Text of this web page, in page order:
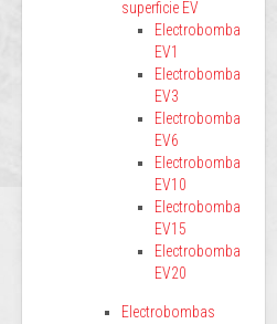
superficie EV
Electrobomba
EV1
Electrobomba
EV3
Electrobomba
EV6
Electrobomba
EV10
Electrobomba
EV15
Electrobomba
EV20
Electrobombas